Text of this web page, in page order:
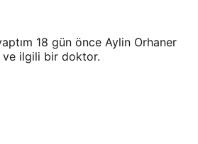
18 gün önce Aylin Orhaner
ve ilgili bir doktor.